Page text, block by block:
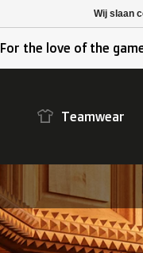
For the love of the
Teamwear
Wij slaan